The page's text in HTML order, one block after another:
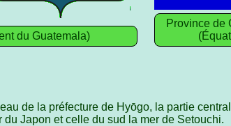
du Guatemala)
Province de
de la préfecture de Hyōgo, la partie
du Japon et celle du sud la mer de Setouchi.